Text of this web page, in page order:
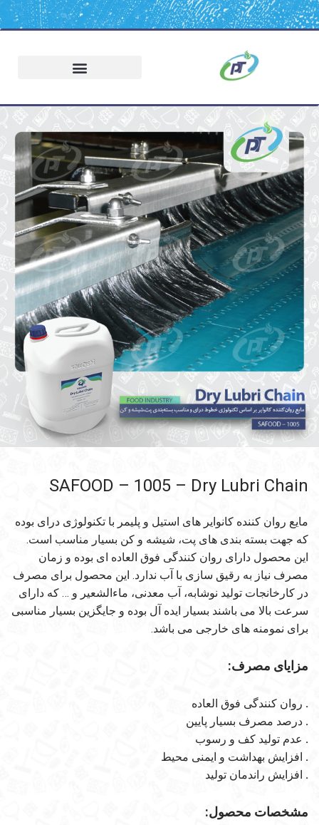
SAFOOD – 1005 – Dry Lubri Chain
مایع روان کننده کانوایر های استیل و پلیمر با تکنولوژی درای بوده
که جهت بسته بندی های پت، شیشه و کن بسیار مناسب است.
این محصول دارای روان کنندگی فوق العاده ای بوده و زمان
مصرف نیاز به رقیق سازی با آب ندارد. این محصول برای مصرف
در کارخانجات تولید نوشابه، آب معدنی، ماءالشعیر و … که دارای
سرعت بالا می باشند بسیار ایده آل بوده و جایگزین بسیار مناسبی
برای نمومنه های خارجی می باشد.
مزایای مصرف:
روان کنندگی فوق العاده
درصد مصرف بسیار پایین
عدم تولید کف و رسوب
افزایش بهداشت و ایمنی محیط
افزایش راندمان تولید
مشخصات محصول: